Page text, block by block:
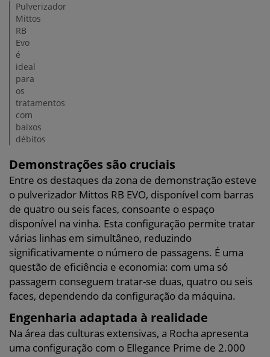
Pulverizador
Mittos
RB
Evo
é
ideal
para
os
tratamentos
com
baixos
débitos
Demonstrações são cruciais
Entre os destaques da zona de demonstração esteve
o pulverizador Mittos RB EVO, disponível com barras
de quatro ou seis faces, consoante o espaço
disponível na vinha. Esta configuração permite tratar
várias linhas em simultâneo, reduzindo
significativamente o número de passagens. É uma
questão de eficiência e economia: com uma só
passagem conseguem tratar-se duas, quatro ou seis
faces, dependendo da configuração da máquina.
Engenharia adaptada à realidade
Na área das culturas extensivas, a Rocha apresenta
uma configuração com o Ellegance Prime de 2.000